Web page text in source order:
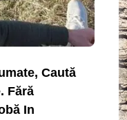
Caută
Fără
In